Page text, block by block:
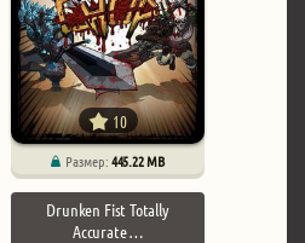
10
Размер:445.22 MB
Drunken Fist Totally
Accurate …